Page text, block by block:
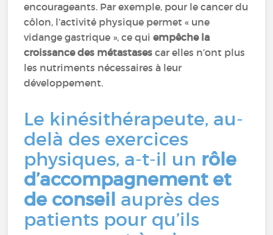
encourageants. Par exemple, pour le cancer du
côlon, l’activité physique permet « une
vidange gastrique », ce quiempêche la
croissance des métastases car elles n’ont plus
les nutriments nécessaires à leur
développement.
Le kinésithérapeute, au-
delà des exercices
physiques, a-t-il un rôle
d’accompagnement et
de conseil auprès des
patients pour qu’ils